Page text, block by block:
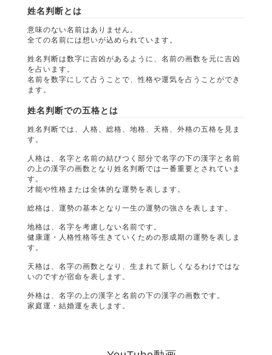
姓名判断とは
意味のない名前はありません。
全ての名前には想いが込められています。
姓名判断は数字に吉凶があるように、名前の画数を元に吉凶
を占います。
名前を数字にして占うことで、性格や運気を占うことができ
ます。
姓名判断での五格とは
姓名判断では、人格、総格、地格、天格、外格の五格を見ま
す。
人格は、名字と名前の結びつく部分で名字の下の漢字と名前
の上の漢字の画数となり姓名判断では一番重要とされていま
す。
才能や性格または全体的な運勢を表します。
総格は、運勢の基本となり一生の運勢の強さを表します。
地格は、名字を考慮しない名前です。
健康運・人格性格等生きていくための形成期の運勢を表しま
す。
天格は、名字の画数となり、生まれて新しくなるわけではな
いのですが宿命を表します。
外格は、名字の上の漢字と名前の下の漢字の画数です。
家庭運・結婚運を表します。